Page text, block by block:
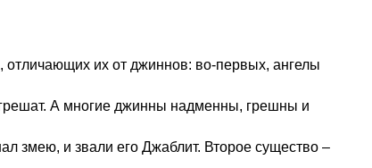
отличающих их от джиннов: во-первых, ангелы
А многие джинны надменны, грешны и
змею, и звали его Джаблит. Второе существо –